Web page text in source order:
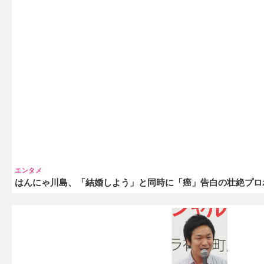
はんにゃ川島、「結婚しよう」と同時に「癌」告白の壮絶プ
エンタメ